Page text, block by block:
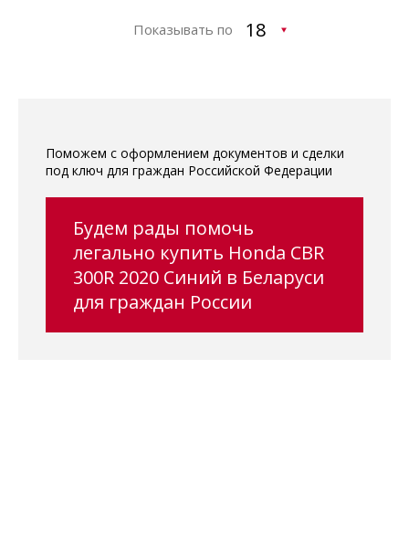
Показывать по
Поможем с оформлением документов и сделки
под ключ для граждан Российской Федерации
Будем рады помочь
легально купить Honda CBR
300R 2020 Синий в Беларуси
для граждан России